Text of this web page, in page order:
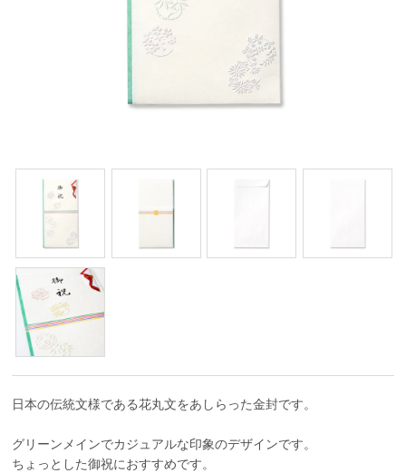
日本の伝統文様である花丸文をあしらった金封です。
グリーンメインでカジュアルな印象のデザインです。
ちょっとした御祝におすすめです。